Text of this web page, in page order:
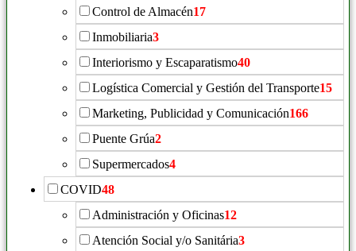
Control de Almacén17
Inmobiliaria3
Interiorismo y Escaparatismo40
Logística Comercial y Gestión del Transporte15
Marketing, Publicidad y Comunicación166
Puente Grúa2
Supermercados4
COVID48
Administración y Oficinas12
Atención Social y/o Sanitária3